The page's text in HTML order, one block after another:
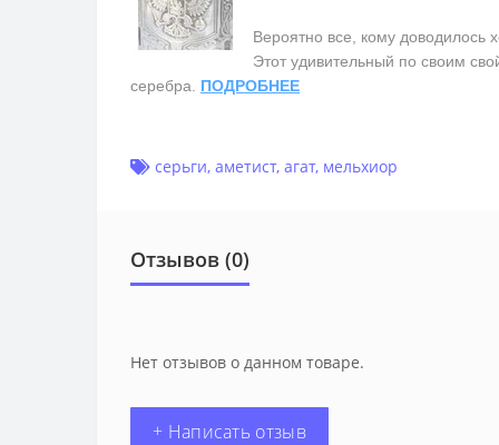
Вероятно все, кому доводилось
Этот удивительный по своим
серебра. ПОДРОБНЕЕ
серьги, аметист, агат, мельхиор
Отзывов (0)
Нет отзывов о данном товаре.
+ Написать отзыв